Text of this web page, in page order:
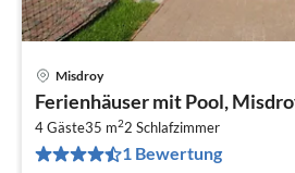
Misdroy
Ferienhäuser mit Pool,
4 Gäste35 m22 Schlafzimmer
1 Bewertung